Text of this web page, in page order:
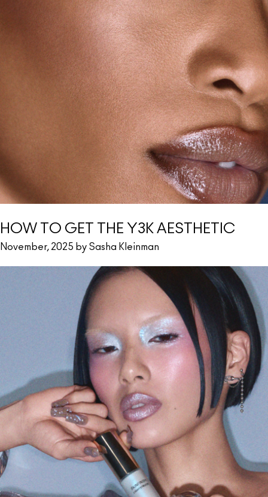
HOW TO GET THE Y3K AESTHETIC
November, 2025 by Sasha Kleinman